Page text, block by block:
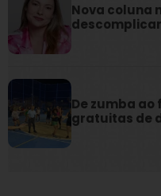
Nova coluna
De zumba
gratuitas de